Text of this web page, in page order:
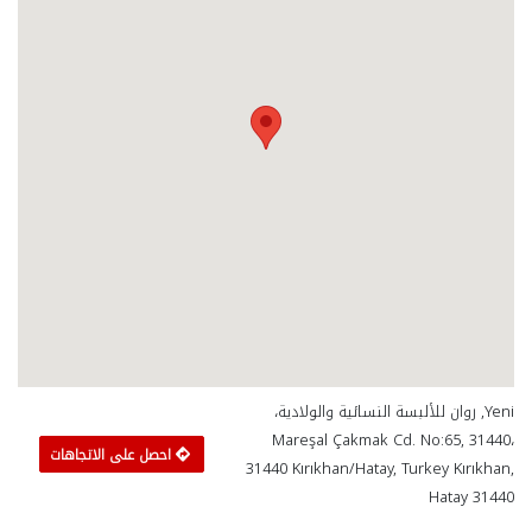
Yeni, روان للألبسة النسائية والولادية،
Mareşal Çakmak Cd. No:65, 31440،
31440 Kırıkhan/Hatay, Turkey Kırıkhan,
Hatay 31440
احصل على الاتجاهات